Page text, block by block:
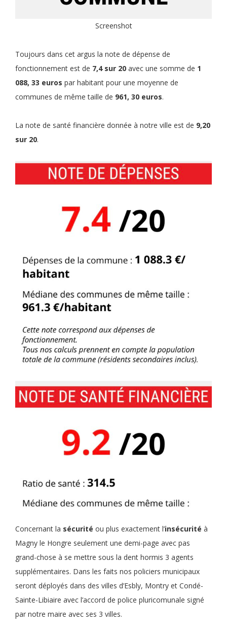
Screenshot
Toujours dans cet argus la note de dépense de
fonctionnement est de 7,4 sur 20 avec une somme de 1
088, 33 euros par habitant pour une moyenne de
communes de même taille de 961, 30 euros.
La note de santé financière donnée à notre ville est de 9,20
sur 20.
Concernant la sécurité ou plus exactement l’insécurité à
Magny le Hongre seulement une demi-page avec pas
grand-chose à se mettre sous la dent hormis 3 agents
supplémentaires. Dans les faits nos policiers municipaux
seront déployés dans des villes d’Esbly, Montry et Condé-
Sainte-Libiaire avec l’accord de police pluricomunale signé
par notre maire avec ses 3 villes.